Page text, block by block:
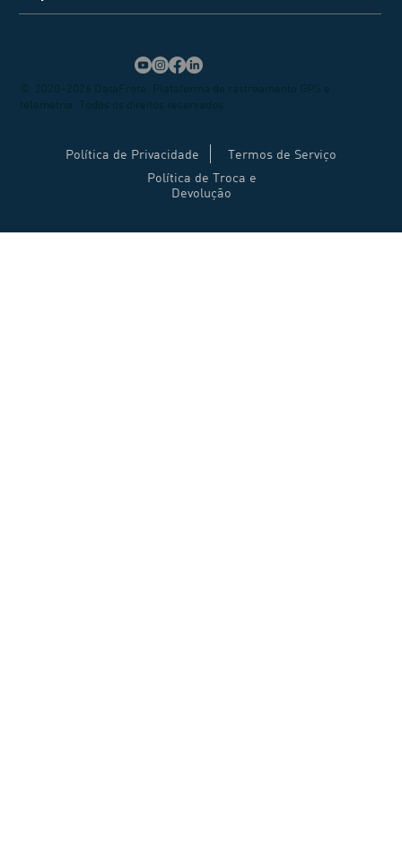
© 2020–2026 DataFrota. Plataforma de rastreamento GPS e
telemetria. Todos os direitos reservados.
Política de Privacidade
Termos de Serviço
Política de Troca e
Devolução